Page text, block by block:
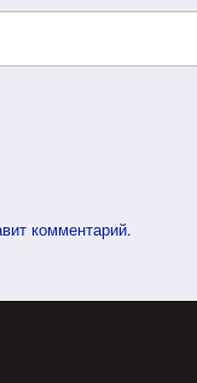
комментарий.